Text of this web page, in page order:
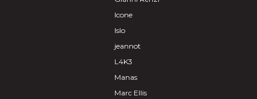
Icone
Islo
jeannot
L4K3
Manas
Marc Ellis